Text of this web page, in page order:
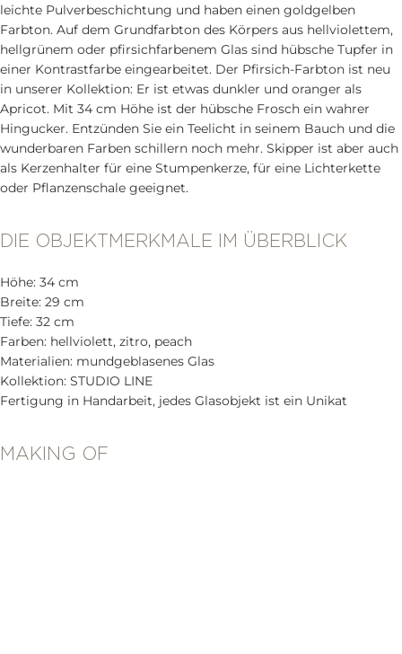
leichte Pulverbeschichtung und haben einen goldgelben
Farbton. Auf dem Grundfarbton des Körpers aus hellviolettem,
hellgrünem oder pfirsichfarbenem Glas sind hübsche Tupfer in
einer Kontrastfarbe eingearbeitet. Der Pfirsich-Farbton ist neu
in unserer Kollektion: Er ist etwas dunkler und oranger als
Apricot. Mit 34 cm Höhe ist der hübsche Frosch ein wahrer
Hingucker. Entzünden Sie ein Teelicht in seinem Bauch und die
wunderbaren Farben schillern noch mehr. Skipper ist aber auch
als Kerzenhalter für eine Stumpenkerze, für eine Lichterkette
oder Pflanzenschale geeignet.
DIE OBJEKTMERKMALE IM ÜBERBLICK
Höhe: 34 cm
Breite: 29 cm
Tiefe: 32 cm
Farben: hellviolett, zitro, peach
Materialien: mundgeblasenes Glas
Kollektion: STUDIO LINE
Fertigung in Handarbeit, jedes Glasobjekt ist ein Unikat
MAKING OF